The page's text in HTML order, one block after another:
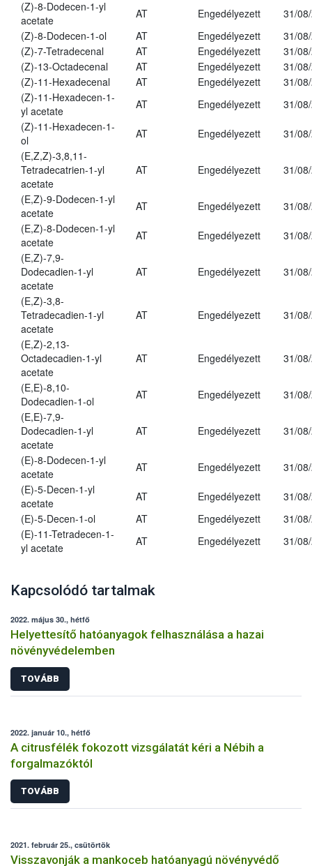
(Z)-8-Dodecen-1-yl
acetate
AT Engedélyezett
31/
(Z)-8-Dodecen-1-ol
AT Engedélyezett
31/
(Z)-7-Tetradecenal
AT Engedélyezett
31/
(Z)-13-Octadecenal
AT Engedélyezett
31/
(Z)-11-Hexadecenal
AT Engedélyezett
31/
(Z)-11-Hexadecen-1-
yl acetate
AT Engedélyezett
31/
(Z)-11-Hexadecen-1-
ol
AT Engedélyezett
31/
(E,Z,Z)-3,8,11-
Tetradecatrien-1-yl
acetate
AT Engedélyezett 31/
(E,Z)-9-Dodecen-1-yl
acetate
AT Engedélyezett
31/
(E,Z)-8-Dodecen-1-yl
acetate
AT Engedélyezett
31/
(E,Z)-7,9-
Dodecadien-1-yl
acetate
AT Engedélyezett 31/
(E,Z)-3,8-
Tetradecadien-1-yl
acetate
AT Engedélyezett 31/
(E,Z)-2,13-
Octadecadien-1-yl
acetate
AT Engedélyezett 31/
(E,E)-8,10-
Dodecadien-1-ol
AT Engedélyezett
31/
(E,E)-7,9-
Dodecadien-1-yl
acetate
AT Engedélyezett 31/
(E)-8-Dodecen-1-yl
acetate
AT Engedélyezett
31/
(E)-5-Decen-1-yl
acetate
AT Engedélyezett
31/
(E)-5-Decen-1-ol
AT Engedélyezett
31/
(E)-11-Tetradecen-1-
yl acetate
AT Engedélyezett 31/
Kapcsolódó tartalmak
2022. május 30., hétfő
Helyettesítő hatóanyagok felhasználása a hazai
növényvédelemben
TOVÁBB
2022. január 10., hétfő
A citrusfélék fokozott vizsgálatát kéri a Nébih a
forgalmazóktól
TOVÁBB
2021. február 25., csütörtök
Visszavonják a mankoceb hatóanyagú növényvédő